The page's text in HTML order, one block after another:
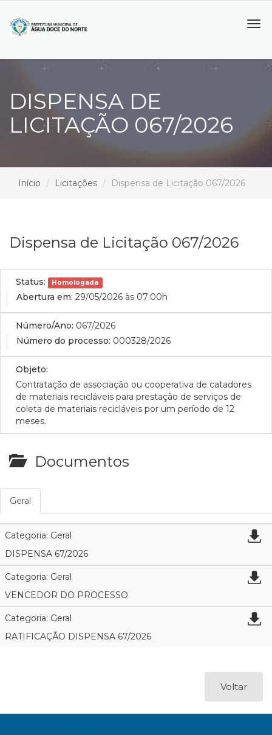
DISPENSA DE
LICITAÇÃO 067/2026
Início Licitações Dispensa de Licitação 067/2026
Dispensa de Licitação 067/2026
Status: Homologada
Abertura em: 29/05/2026 às 07:00h
Número/Ano: 067/2026
Número do processo: 000328/2026
Objeto:
Contratação de associação ou cooperativa de catadores
de materiais recicláveis para prestação de serviços de
coleta de materiais recicláveis por um período de 12
meses.
Documentos
Geral
Categoria: Geral
DISPENSA 67/2026
Categoria: Geral
VENCEDOR DO PROCESSO
Categoria: Geral
RATIFICAÇÃO DISPENSA 67/2026
Voltar